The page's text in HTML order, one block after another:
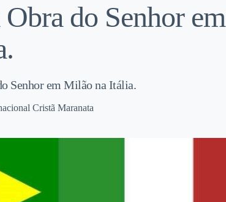
do Senhor em
Senhor em Milão na Itália.
Cristã Maranata